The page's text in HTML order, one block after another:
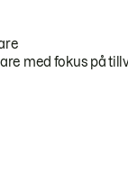
med fokus på